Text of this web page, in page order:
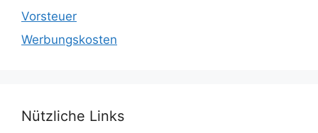
Vorsteuer
Werbungskosten
Nützliche Links